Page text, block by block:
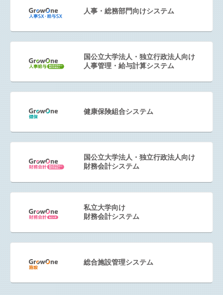
人事・総務部門向けシステム
国公立大学法人・独立行政法人向け
人事管理・給与計算システム
健康保険組合システム
国公立大学法人・独立行政法人向け
財務会計システム
私立大学向け
財務会計システム
総合施設管理システム